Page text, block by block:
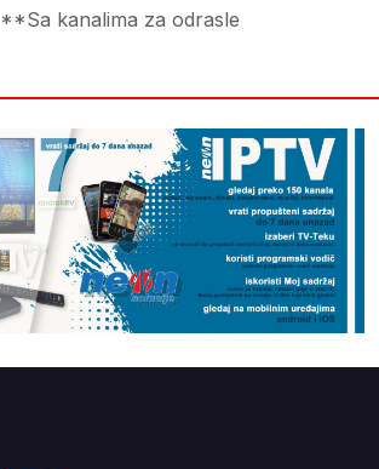
**Sa kanalima za odrasle